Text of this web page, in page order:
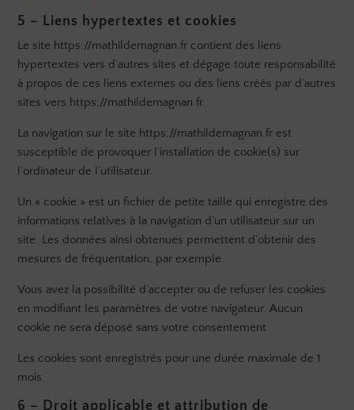
5 – Liens hypertextes et cookies
Le site https://mathildemagnan.fr contient des liens
hypertextes vers d’autres sites et dégage toute responsabilité
à propos de ces liens externes ou des liens créés par d’autres
sites vers https://mathildemagnan.fr.
La navigation sur le site https://mathildemagnan.fr est
susceptible de provoquer l’installation de cookie(s) sur
l’ordinateur de l’utilisateur.
Un « cookie » est un fichier de petite taille qui enregistre des
informations relatives à la navigation d’un utilisateur sur un
site. Les données ainsi obtenues permettent d’obtenir des
mesures de fréquentation, par exemple.
Vous avez la possibilité d’accepter ou de refuser les cookies
en modifiant les paramètres de votre navigateur. Aucun
cookie ne sera déposé sans votre consentement.
Les cookies sont enregistrés pour une durée maximale de 1
mois.
6 – Droit applicable et attribution de